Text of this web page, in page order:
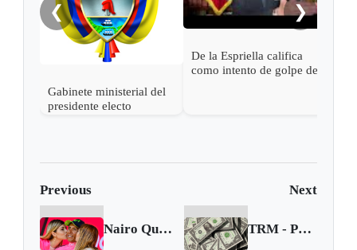
❮
Gabinete ministerial del
presidente electo
De la Espriella califica
como intento de golpe de
❯
Previous Next
Nairo Quintana recuperó el maillot rosa del Giro TRM - Precio del dólar del 27 al 30 de mayo de 2017